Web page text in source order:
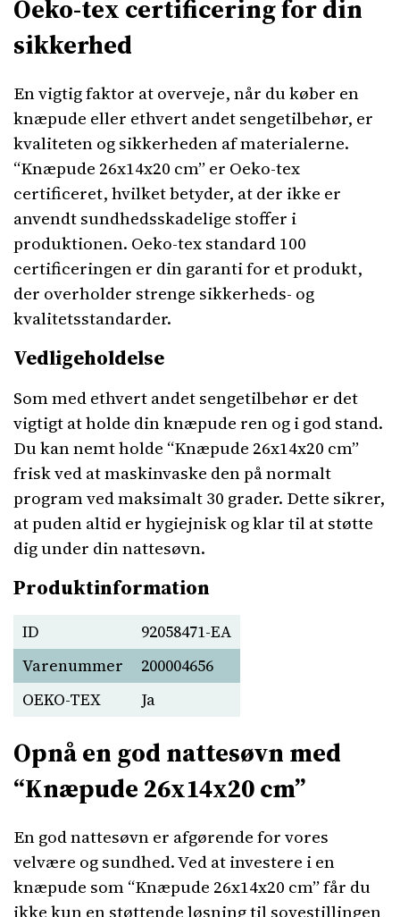
Oeko-tex certificering for din
sikkerhed
En vigtig faktor at overveje, når du køber en
knæpude eller ethvert andet sengetilbehør, er
kvaliteten og sikkerheden af ​​materialerne.
“Knæpude 26x14x20 cm” er Oeko-tex
certificeret, hvilket betyder, at der ikke er
anvendt sundhedsskadelige stoffer i
produktionen. Oeko-tex standard 100
certificeringen er din garanti for et produkt,
der overholder strenge sikkerheds- og
kvalitetsstandarder.
Vedligeholdelse
Som med ethvert andet sengetilbehør er det
vigtigt at holde din knæpude ren og i god stand.
Du kan nemt holde “Knæpude 26x14x20 cm”
frisk ved at maskinvaske den på normalt
program ved maksimalt 30 grader. Dette sikrer,
at puden altid er hygiejnisk og klar til at støtte
dig under din nattesøvn.
Produktinformation
ID
92058471-EA
Varenummer
200004656
OEKO-TEX
Ja
Opnå en god nattesøvn med
“Knæpude 26x14x20 cm”
En god nattesøvn er afgørende for vores
velvære og sundhed. Ved at investere i en
knæpude som “Knæpude 26x14x20 cm” får du
ikke kun en støttende løsning til sovestillingen